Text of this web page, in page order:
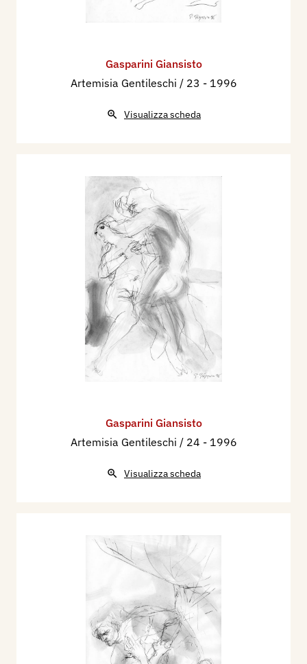
Gasparini Giansisto
Artemisia Gentileschi / 23 - 1996
Visualizza scheda
Gasparini Giansisto
Artemisia Gentileschi / 24 - 1996
Visualizza scheda